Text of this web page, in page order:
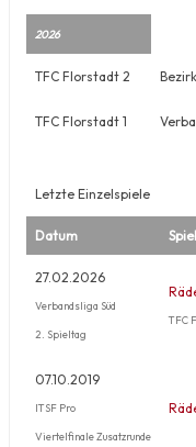
2026
TFC Florstadt 2
TFC Florstadt 1
Letzte Einzelspiele
Datum
27.02.2026
Verbandsliga Süd
2. Spieltag
TFC
07.10.2019
ITSF Pro
Viertelfinale Zusatzrunde